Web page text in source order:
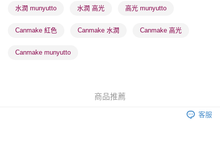
每筆HK$65.00，滿HK$300.00或以上免運費
確認發貨後1-3 工作天送達，訂單將隨機分配至SF順豐速運或京東
每筆HK$65.00，滿HK$300.00或以上免運費
每筆HK$20.00，滿HK$100.00或以上免運費
(澳門門市) 只顯示可選門市。確認發貨後2-5個工作天到店，3天內
水潤 munyutto 水潤 高光 高光 munyutto
Canmake 紅色 Canmake 水潤 Canmake 高光
Canmake munyutto
商品推薦
客服